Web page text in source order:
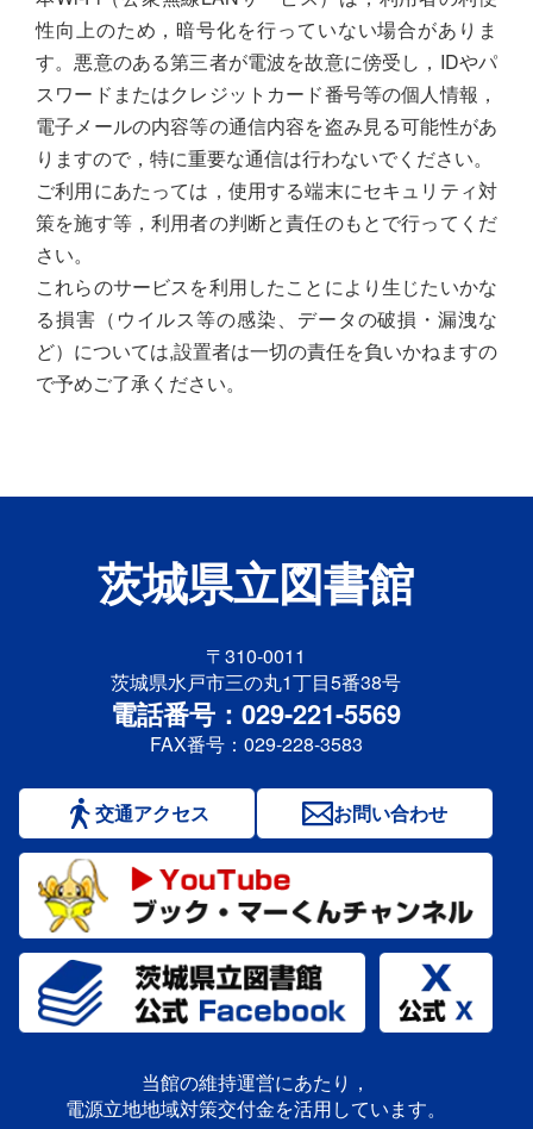
性向上のため，暗号化を行っていない場合がありま
す。悪意のある第三者が電波を故意に傍受し，IDやパ
スワードまたはクレジットカード番号等の個人情報，
電子メールの内容等の通信内容を盗み見る可能性があ
りますので，特に重要な通信は行わないでください。
ご利用にあたっては，使用する端末にセキュリティ対
策を施す等，利用者の判断と責任のもとで行ってくだ
さい。
これらのサービスを利用したことにより生じたいかな
る損害（ウイルス等の感染、データの破損・漏洩な
ど）については,設置者は一切の責任を負いかねますの
で予めご了承ください。
茨城県立図書館
〒310-0011
茨城県水戸市三の丸1丁目5番38号
電話番号：029-221-5569
FAX番号：029-228-3583
交通アクセス お問い合わせ
当館の維持運営にあたり，
電源立地地域対策交付金を活用しています。